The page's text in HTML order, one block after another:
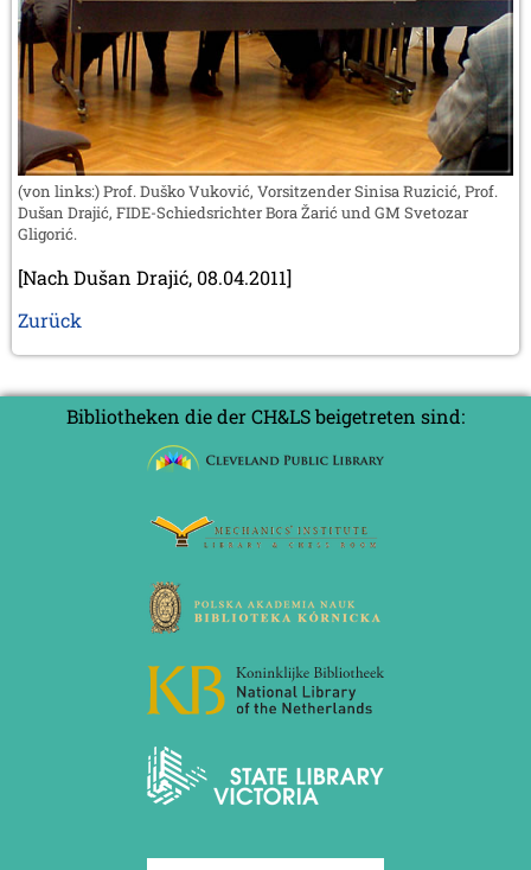
(von links:) Prof. Duško Vuković, Vorsitzender Sinisa Ruzicić, Prof.
Dušan Drajić, FIDE-Schiedsrichter Bora Žarić und GM Svetozar
Gligorić.
[Nach Dušan Drajić, 08.04.2011]
Zurück
Bibliotheken die der CH&LS beigetreten sind: